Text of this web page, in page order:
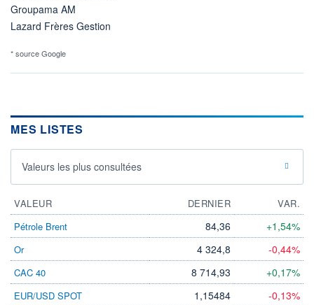
Groupama AM
Lazard Frères Gestion
* source Google
MES LISTES
Valeurs les plus consultées
VALEUR DERNIER
VAR.
Pétrole Brent
84,36 +1,54%
Or 4 324,8 -0,44%
CAC 40 8 714,93 +0,17%
EUR/USD SPOT 1,15484 -0,13%